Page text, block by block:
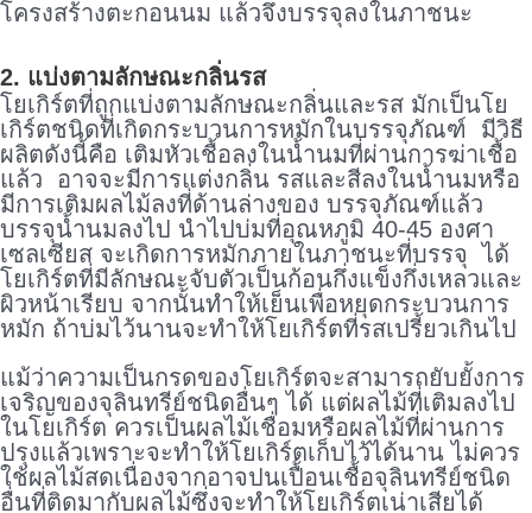
โครงสร้างตะกอนนม แล้วจึงบรรจุลงในภาชนะ
2. แบ่งตามลักษณะกลิ่นรส
โยเกิร์ตที่ถูกแบ่งตามลักษณะกลิ่นและรส มักเป็นโย
เกิร์ตชนิดที่เกิดกระบวนการหมักในบรรจุภัณฑ์ มีวิธี
ผลิตดังนี้คือ เติมหัวเชื้อลงในน้ำนมที่ผ่านการฆ่าเชื้อ
แล้ว อาจจะมีการแต่งกลิ่น รสและสีลงในน้ำนมหรือ
มีการเติมผลไม้ลงที่ด้านล่างของ บรรจุภัณฑ์แล้ว
บรรจุน้ำนมลงไป นำไปบ่มที่อุณหภูมิ 40-45 องศา
เซลเซียส จะเกิดการหมักภายในภาชนะที่บรรจุ ได้
โยเกิร์ตที่มีลักษณะจับตัวเป็นก้อนกึ่งแข็งกึ่งเหลวและ
ผิวหน้าเรียบ จากนั้นทำให้เย็นเพื่อหยุดกระบวนการ
หมัก ถ้าบ่มไว้นานจะทำให้โยเกิร์ตที่รสเปรี้ยวเกินไป
แม้ว่าความเป็นกรดของโยเกิร์ตจะสามารถยับยั้งการ
เจริญของจุลินทรีย์ชนิดอื่นๆ ได้ แต่ผลไม้ที่เติมลงไป
ในโยเกิร์ต ควรเป็นผลไม้เชื่อมหรือผลไม้ที่ผ่านการ
ปรุงแล้วเพราะจะทำให้โยเกิร์ตเก็บไว้ได้นาน ไม่ควร
ใช้ผลไม้สดเนื่องจากอาจปนเปื้อนเชื้อจุลินทรีย์ชนิด
อื่นที่ติดมากับผลไม้ซึ่งจะทำให้โยเกิร์ตเน่าเสียได้